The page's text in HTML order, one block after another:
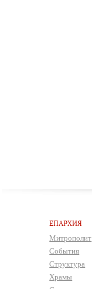
ЕПАРХИЯ
Митрополит
События
Структура
Храмы